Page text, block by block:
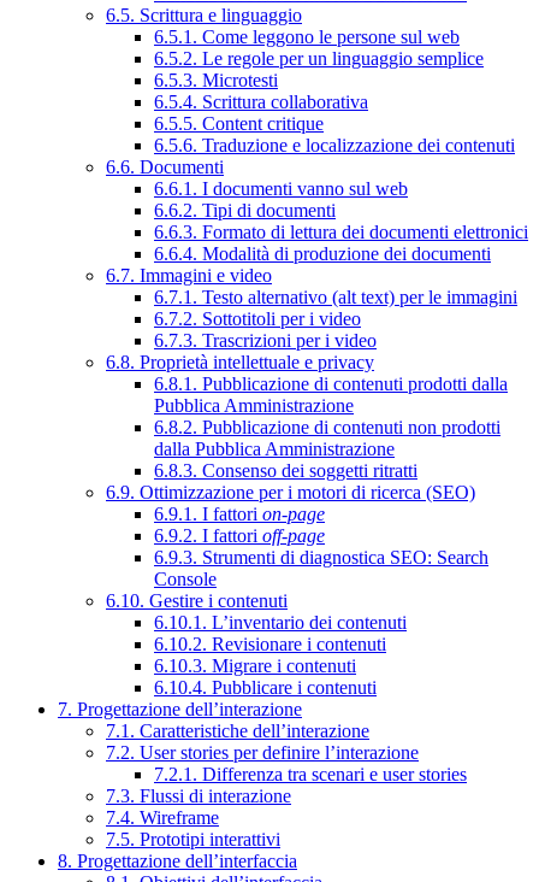
6.5. Scrittura e linguaggio
6.5.1. Come leggono le persone sul web
6.5.2. Le regole per un linguaggio semplice
6.5.3. Microtesti
6.5.4. Scrittura collaborativa
6.5.5. Content critique
6.5.6. Traduzione e localizzazione dei contenuti
6.6. Documenti
6.6.1. I documenti vanno sul web
6.6.2. Tipi di documenti
6.6.3. Formato di lettura dei documenti elettronici
6.6.4. Modalità di produzione dei documenti
6.7. Immagini e video
6.7.1. Testo alternativo (alt text) per le immagini
6.7.2. Sottotitoli per i video
6.7.3. Trascrizioni per i video
6.8. Proprietà intellettuale e privacy
6.8.1. Pubblicazione di contenuti prodotti dalla
Pubblica Amministrazione
6.8.2. Pubblicazione di contenuti non prodotti
dalla Pubblica Amministrazione
6.8.3. Consenso dei soggetti ritratti
6.9. Ottimizzazione per i motori di ricerca (SEO)
6.9.1. I fattori on-page
6.9.2. I fattori off-page
6.9.3. Strumenti di diagnostica SEO: Search
Console
6.10. Gestire i contenuti
6.10.1. L’inventario dei contenuti
6.10.2. Revisionare i contenuti
6.10.3. Migrare i contenuti
6.10.4. Pubblicare i contenuti
7. Progettazione dell’interazione
7.1. Caratteristiche dell’interazione
7.2. User stories per definire l’interazione
7.2.1. Differenza tra scenari e user stories
7.3. Flussi di interazione
7.4. Wireframe
7.5. Prototipi interattivi
8. Progettazione dell’interfaccia